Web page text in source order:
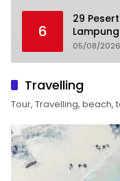
6
29 Peserta
Lampung
05/08/2026
Travelling
Tour, Travelling, beach,